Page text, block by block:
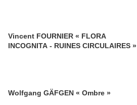
Vincent FOURNIER « FLORA
INCOGNITA - RUINES CIRCULAIRES »
Wolfgang GÄFGEN « Ombre »